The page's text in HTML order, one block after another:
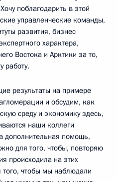
поблагодарить в этой
управленческие команды,
развития, бизнес
характера,
Востока и Арктики за то,
работу.
результаты на примере
и обсудим, как
среду и экономику здесь,
наши коллеги
дополнительная помощь,
для того, чтобы, повторяю
происходила на этих
того, чтобы мы наблюдали